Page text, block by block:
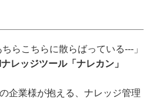
らこちらに散らばっている---」
レッジツール「ナレカン」
企業様が抱える、ナレッジ管理